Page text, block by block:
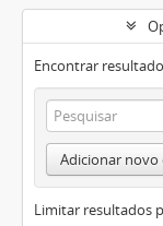
Encontrar
Adicionar novo
Limitar resultados